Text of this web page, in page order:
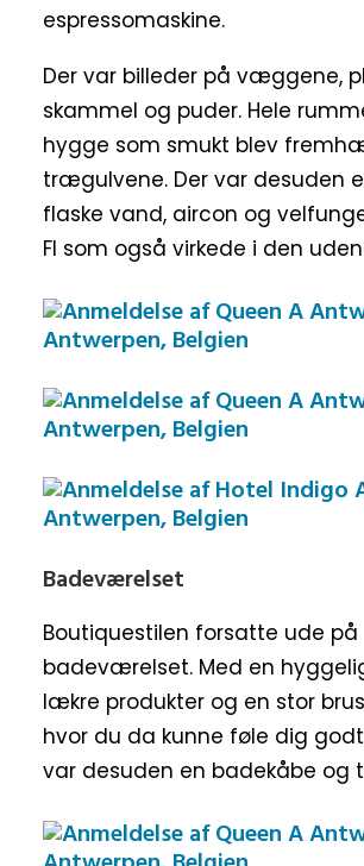
espressomaskine.
Der var billeder på væggene,
skammel og puder. Hele
hygge som smukt blev
trægulvene. Der var desuden
flaske vand, aircon og
FI som også virkede i den
Badeværelset
Boutiquestilen forsatte ude på
badeværelset. Med en
lækre produkter og en stor
hvor du da kunne føle dig
var desuden en badekåbe og